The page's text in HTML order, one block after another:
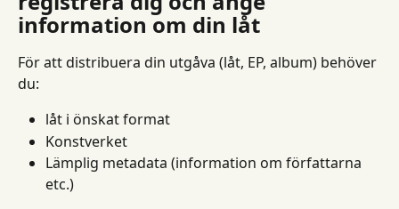
information om din låt
För att distribuera din utgåva (låt, EP, album) behöver
du:
låt i önskat format
Konstverket
Lämplig metadata (information om författarna
etc.)